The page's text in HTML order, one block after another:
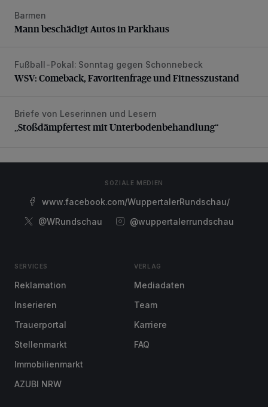
Mann beschädigt Autos in Parkhaus
Barmen
Mann beschädigt Autos in Parkhaus
WSV: Comeback, Favoritenfrage und Fitnesszustand
Fußball-Pokal: Sonntag gegen Schonnebeck
WSV: Comeback, Favoritenfrage und Fitnesszustand
„Stoßdämpfertest mit Unterbodenbehandlung“
Briefe von Leserinnen und Lesern
„Stoßdämpfertest mit Unterbodenbehandlung“
SOZIALE MEDIEN
www.facebook.com/WuppertalerRundschau/
@WRundschau
@wuppertalerrundschau
SERVICES
Reklamation
Inserieren
Trauerportal
Stellenmarkt
Immobilienmarkt
AZUBI NRW
VERLAG
Mediadaten
Team
Karriere
FAQ